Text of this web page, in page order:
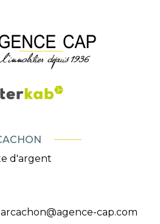
d'argent
arcachon@agence-cap.com